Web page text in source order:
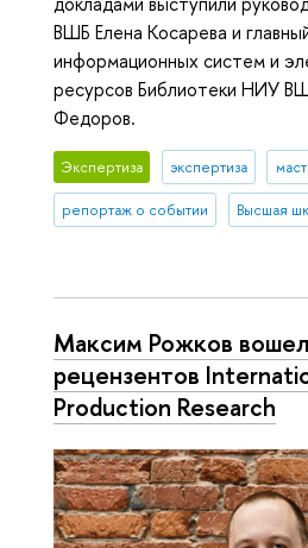
ВШБ Елена Косарева и
информационных систем и
ресурсов Библиотеки НИУ
Федоров.
Экспертиза экспертиза
репортаж о событии Высшая
Максим Рожков
рецензентов
Production Research